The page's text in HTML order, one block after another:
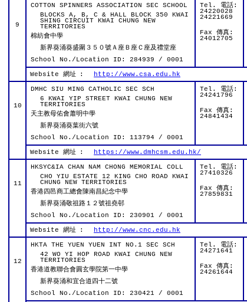
9
COTTON SPINNERS ASSOCIATION SEC SCHOOL
BLOCKS A, B, C & HALL BLOCK 350 KWAI
SHING CIRCUIT KWAI CHUNG NEW
TERRITORIES
棉紡會中學
新界葵涌葵盛圍３５０號Ａ座Ｂ座Ｃ座及禮堂座
School No./Location ID: 284939 / 0001
Tel. 電話:
24220028
24221669
Fax 傳真:
24012705
Website 網址 : http://www.csa.edu.hk
10
DMHC SIU MING CATHOLIC SEC SCH
6 KWAI YIP STREET KWAI CHUNG NEW
TERRITORIES
天主教母佑會蕭明中學
新界葵涌葵葉街六號
School No./Location ID: 113794 / 0001
Tel. 電話:
24241796
Fax 傳真:
24841434
Website 網址 : https://www.dmhcsm.edu.hk/
11
HKSYC&IA CHAN NAM CHONG MEMORIAL COLL
CHO YIU ESTATE 12 KING CHO ROAD KWAI
CHUNG NEW TERRITORIES
香港四邑商工總會陳南昌紀念中學
新界葵涌敬祖路１２號祖堯邨
School No./Location ID: 230901 / 0001
Tel. 電話:
27410326
Fax 傳真:
27859831
Website 網址 : http://www.cnc.edu.hk
12
HKTA THE YUEN YUEN INT NO.1 SEC SCH
42 WO YI HOP ROAD KWAI CHUNG NEW
TERRITORIES
香港道教聯合會圓玄學院第一中學
新界葵涌和宜合道四十二號
School No./Location ID: 230421 / 0001
Tel. 電話:
24271641
Fax 傳真:
24261644